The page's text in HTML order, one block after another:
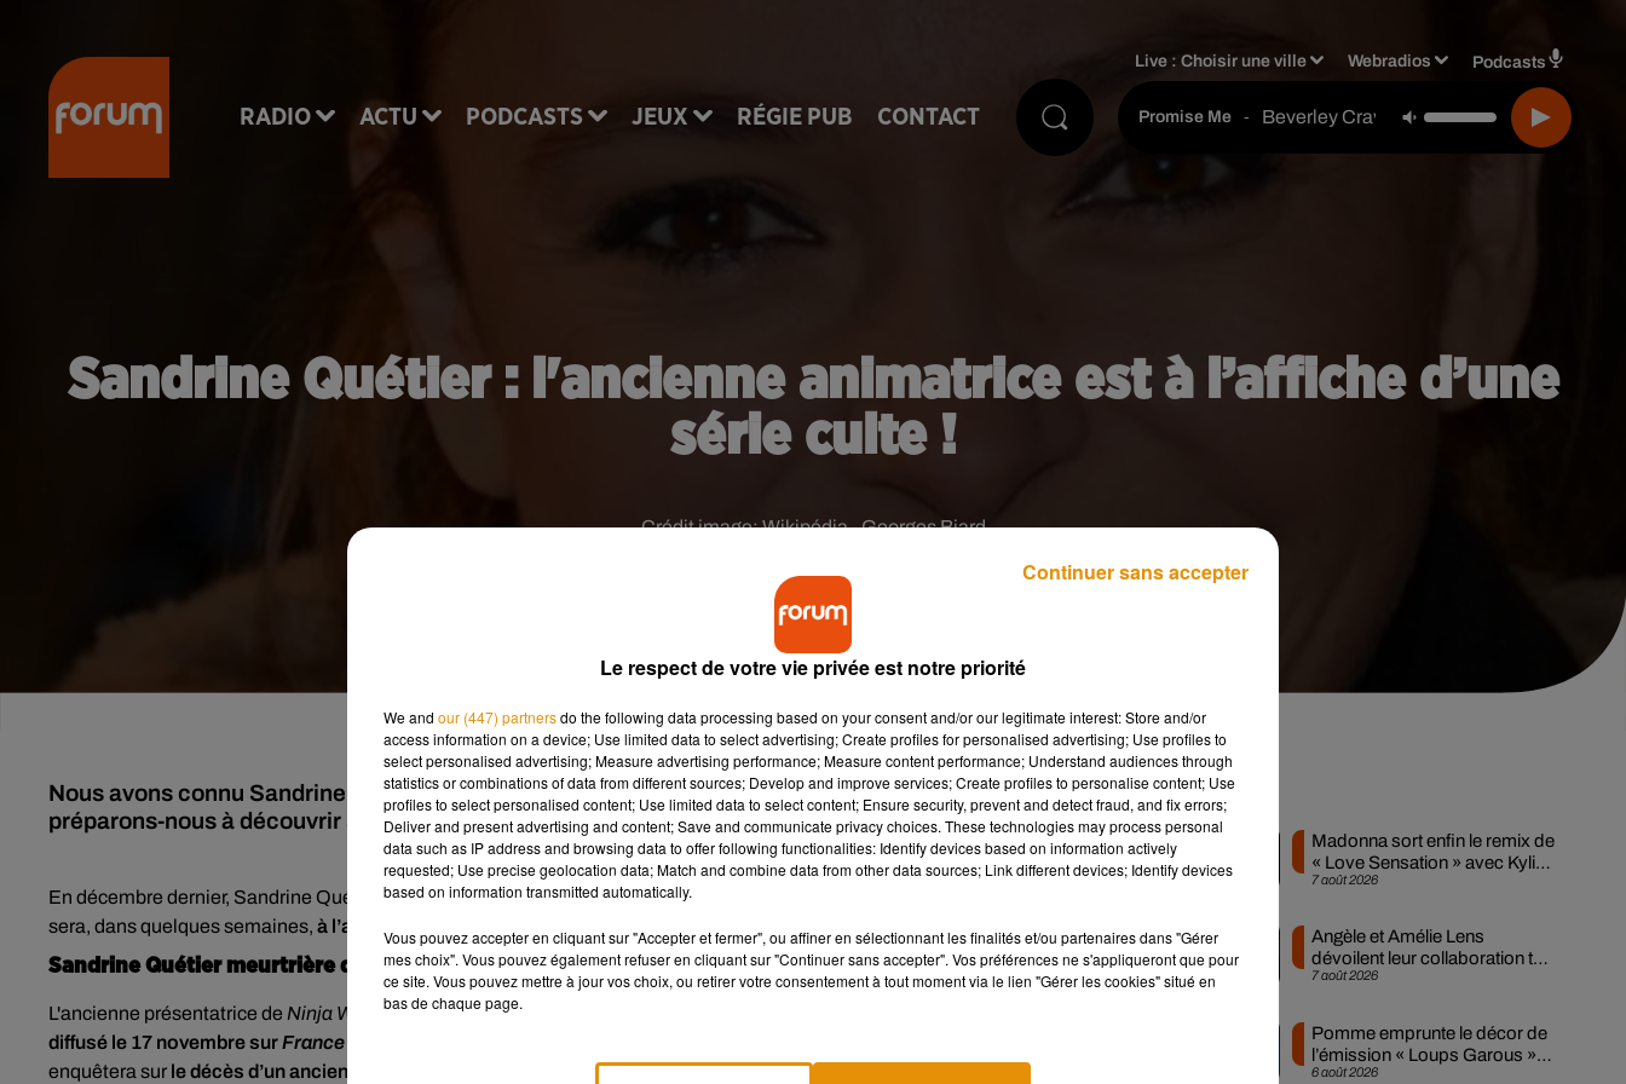
RADIO ACTU PODCASTS JEUX RÉGIE PUB CONTACT
Live :Choisir une ville Webradios Podcasts
Promise Me - Beverley Craven
Sandrine Quétier : l'ancienne animatrice est à l’affiche d’une
série culte !
Crédit image:Wikipédia - Georges Biard
Nous avons connu Sandrine Quétier animatrice TV pendant de longues années. Aujourd'hui,
préparons-nous à découvrir ses talents d'actrice dans une série française renommée.
En décembre dernier, Sandrine Quétier quittait TF1pour poursuivreses aspirations d’actrice
sera, dans quelques semaines, à l’affiche d’une série culte
Sandrine Quétier meurtrière d'un cycliste ?
L'ancienne présentatrice de Ninja Warriorapparaîtra en effet
diffusé le 17 novembre surFrance 3
enquêtera sur le décès d’un ancien cycliste , et Sandrine Quétier adopterales traits de Sandrine Fontaine
. L’actrice s’est
Musique
7 août 2026
Madonna sort enfin le remix de
« Love Sensation » avec Kylie
Minogue
7 août 2026
Angèle et Amélie Lens
dévoilent leur collaboration tant
attendue
6 août 2026
Pomme emprunte le décor de
l’émission « Loups Garous »
pour son...
Le respect de votre vie privée est notre priorité
We and our (447) partnersdo the following data processing based on your consent and/or our legitimate interest: Store and/or
access information on a device; Use limited data to select advertising; Create profiles for personalised advertising; Use profiles to
select personalised advertising; Measure advertising performance; Measure content performance; Understand audiences through
statistics or combinations of data from different sources; Develop and improve services; Create profiles to personalise content; Use
profiles to select personalised content; Use limited data to select content; Ensure security, prevent and detect fraud, and fix errors;
Deliver and present advertising and content; Save and communicate privacy choices. These technologies may process personal
data such as IP address and browsing data to offer following functionalities: Identify devices based on information actively
requested; Use precise geolocation data; Match and combine data from other data sources; Link different devices; Identify devices
based on information transmitted automatically.
Vous pouvez accepter en cliquant sur "Accepter et fermer", ou affiner en sélectionnant les finalités et/ou partenaires dans "Gérer
mes choix". Vous pouvez également refuser en cliquant sur "Continuer sans accepter". Vos préférences ne s'appliqueront que pour
ce site. Vous pouvez mettre à jour vos choix, ou retirer votre consentement à tout moment via le lien "Gérer les cookies" situé en
bas de chaque page.
Continuer sans accepter